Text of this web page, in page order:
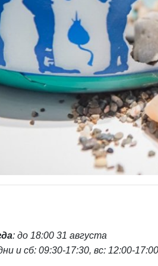
: до 18:00 31 августа
и сб: 09:30-17:30, вс: 12:00-17:00